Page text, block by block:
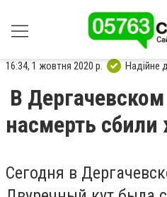
16:34, 1 жовтня 2020 р. Надійне
В
насмерть
Сегодня в